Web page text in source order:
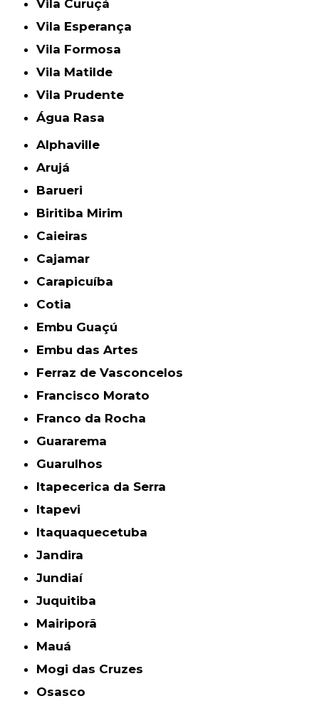
Vila Curuçá
Vila Esperança
Vila Formosa
Vila Matilde
Vila Prudente
Água Rasa
Alphaville
Arujá
Barueri
Biritiba Mirim
Caieiras
Cajamar
Carapicuíba
Cotia
Embu Guaçú
Embu das Artes
Ferraz de Vasconcelos
Francisco Morato
Franco da Rocha
Guararema
Guarulhos
Itapecerica da Serra
Itapevi
Itaquaquecetuba
Jandira
Jundiaí
Juquitiba
Mairiporã
Mauá
Mogi das Cruzes
Osasco